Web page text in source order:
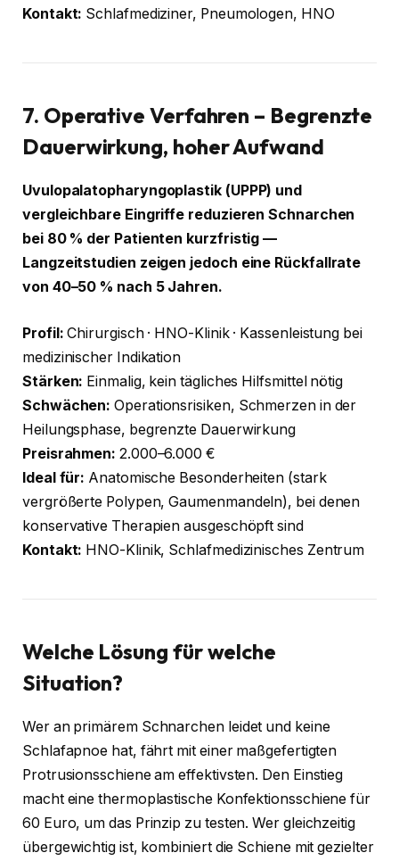
Kontakt: Schlafmediziner, Pneumologen, HNO
7. Operative Verfahren – Begrenzte
Dauerwirkung, hoher Aufwand
Uvulopalatopharyngoplastik (UPPP) und
vergleichbare Eingriffe reduzieren Schnarchen
bei 80 % der Patienten kurzfristig —
Langzeitstudien zeigen jedoch eine Rückfallrate
von 40–50 % nach 5 Jahren.
Profil: Chirurgisch · HNO-Klinik · Kassenleistung bei
medizinischer Indikation
Stärken: Einmalig, kein tägliches Hilfsmittel nötig
Schwächen: Operationsrisiken, Schmerzen in der
Heilungsphase, begrenzte Dauerwirkung
Preisrahmen: 2.000–6.000 €
Ideal für: Anatomische Besonderheiten (stark
vergrößerte Polypen, Gaumenmandeln), bei denen
konservative Therapien ausgeschöpft sind
Kontakt: HNO-Klinik, Schlafmedizinisches Zentrum
Welche Lösung für welche
Situation?
Wer an primärem Schnarchen leidet und keine
Schlafapnoe hat, fährt mit einer maßgefertigten
Protrusionsschiene am effektivsten. Den Einstieg
macht eine thermoplastische Konfektionsschiene für
60 Euro, um das Prinzip zu testen. Wer gleichzeitig
übergewichtig ist, kombiniert die Schiene mit gezielter